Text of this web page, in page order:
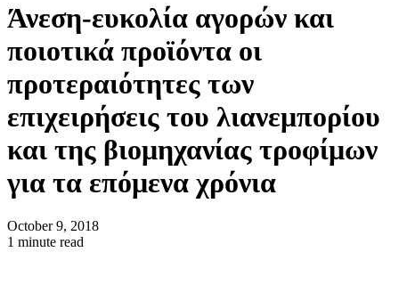
Άνεση-ευκολία αγορών και
ποιοτικά προϊόντα οι
προτεραιότητες των
επιχειρήσεις του λιανεμπορίου
και της βιομηχανίας τροφίμων
για τα επόμενα χρόνια
October 9, 2018
1 minute read